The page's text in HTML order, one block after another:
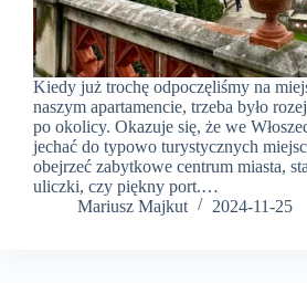
Kiedy już trochę odpoczęliśmy na
naszym apartamencie, trzeba było
po okolicy. Okazuje się, że we
jechać do typowo turystycznych
obejrzeć zabytkowe centrum miasta,
uliczki, czy piękny port.…
Mariusz Majkut
2024-11-25